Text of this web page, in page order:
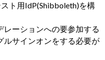
ト用IdP(Shibboleth)を構
ーションへの要参加する
ルサインオンをする必要が